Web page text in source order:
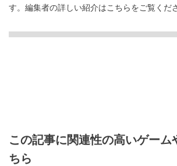
す。 編集者の詳しい紹介はこちらをご覧くだ
この記事に関連性の高いゲーム
ちら